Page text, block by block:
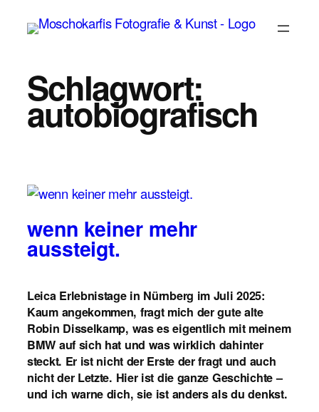
Inhalt
Schlagwort:
autobiografisch
wenn keiner mehr
aussteigt.
Leica Erlebnistage in Nürnberg im Juli 2025:
Kaum angekommen, fragt mich der gute alte
Robin Disselkamp, was es eigentlich mit meinem
BMW auf sich hat und was wirklich dahinter
steckt. Er ist nicht der Erste der fragt und auch
nicht der Letzte. Hier ist die ganze Geschichte –
und ich warne dich, sie ist anders als du denkst.